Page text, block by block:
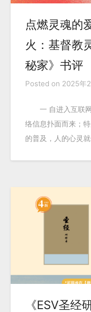
点燃灵魂
火：基督教
秘家》书评
Posted on 2025年
一 自进入互联
络信息扑面而来；
的普及，人的心灵
《ESV圣经